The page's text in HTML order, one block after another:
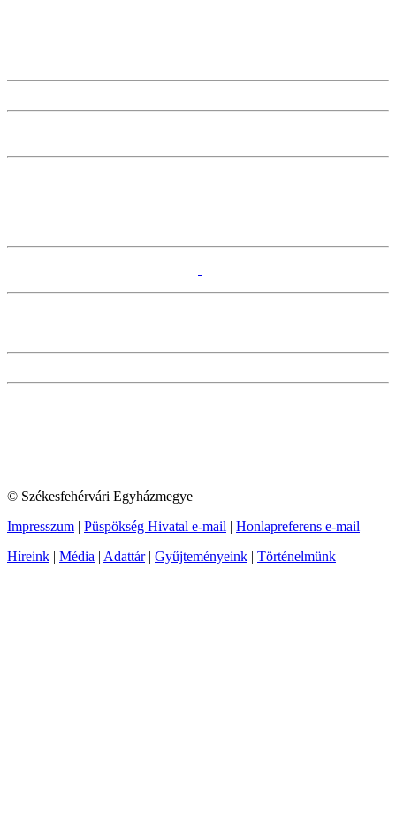
© Székesfehérvári Egyházmegye
Impresszum | Püspökség Hivatal e-mail | Honlapreferens e-mail
Híreink | Média | Adattár| Gyűjteményeink | Történelmünk